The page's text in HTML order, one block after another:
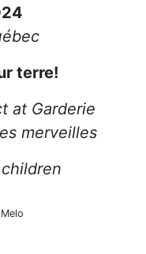
terre!
at Garderie
merveilles